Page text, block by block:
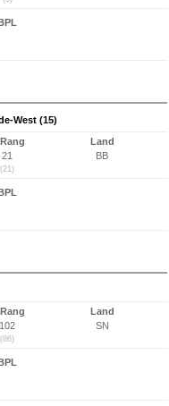
West (15)
21
(21)
Land
BB
102
(86)
Land
SN